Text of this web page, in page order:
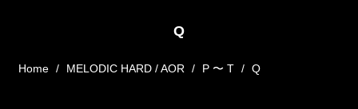
Q
Home MELODIC HARD / AOR P 〜 T Q